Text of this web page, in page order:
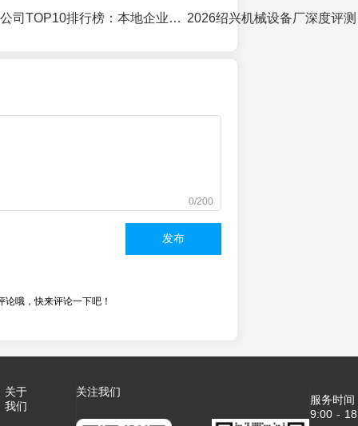
2026绍兴供应链公司TOP10排行榜：本地企业服务商深度解析与投资指南
0/200
发布
论哦，快来评论一下吧！
关于
我们
关注我们
服务时
9:00 -